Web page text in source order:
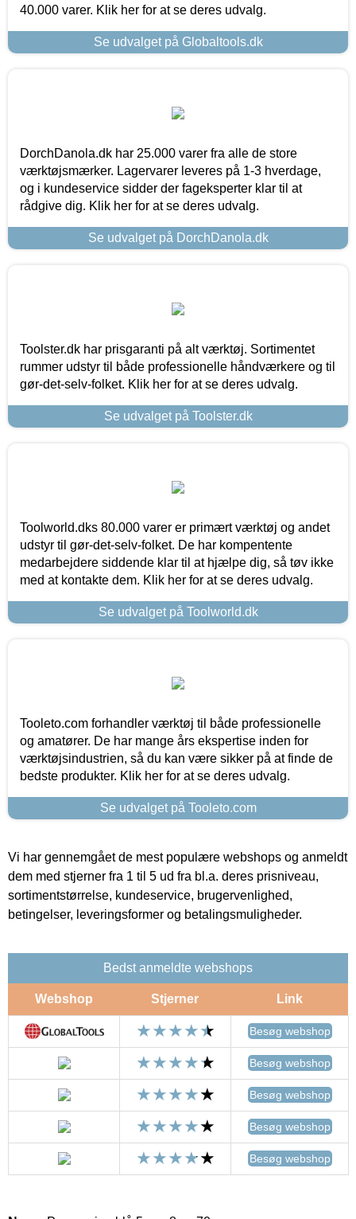
40.000 varer. Klik her for at se deres udvalg.
Se udvalget på Globaltools.dk
DorchDanola.dk har 25.000 varer fra alle de store
værktøjsmærker. Lagervarer leveres på 1-3 hverdage,
og i kundeservice sidder der fageksperter klar til at
rådgive dig. Klik her for at se deres udvalg.
Se udvalget på DorchDanola.dk
Toolster.dk har prisgaranti på alt værktøj. Sortimentet
rummer udstyr til både professionelle håndværkere og til
gør-det-selv-folket. Klik her for at se deres udvalg.
Se udvalget på Toolster.dk
Toolworld.dks 80.000 varer er primært værktøj og andet
udstyr til gør-det-selv-folket. De har kompentente
medarbejdere siddende klar til at hjælpe dig, så tøv ikke
med at kontakte dem. Klik her for at se deres udvalg.
Se udvalget på Toolworld.dk
Tooleto.com forhandler værktøj til både professionelle
og amatører. De har mange års ekspertise inden for
værktøjsindustrien, så du kan være sikker på at finde de
bedste produkter. Klik her for at se deres udvalg.
Se udvalget på Tooleto.com
Vi har gennemgået de mest populære webshops og anmeldt
dem med stjerner fra 1 til 5 ud fra bl.a. deres prisniveau,
sortimentstørrelse, kundeservice, brugervenlighed,
betingelser, leveringsformer og betalingsmuligheder.
Bedst anmeldte webshops
Webshop Stjerner Link
Besøg webshop
Besøg webshop
Besøg webshop
Besøg webshop
Besøg webshop